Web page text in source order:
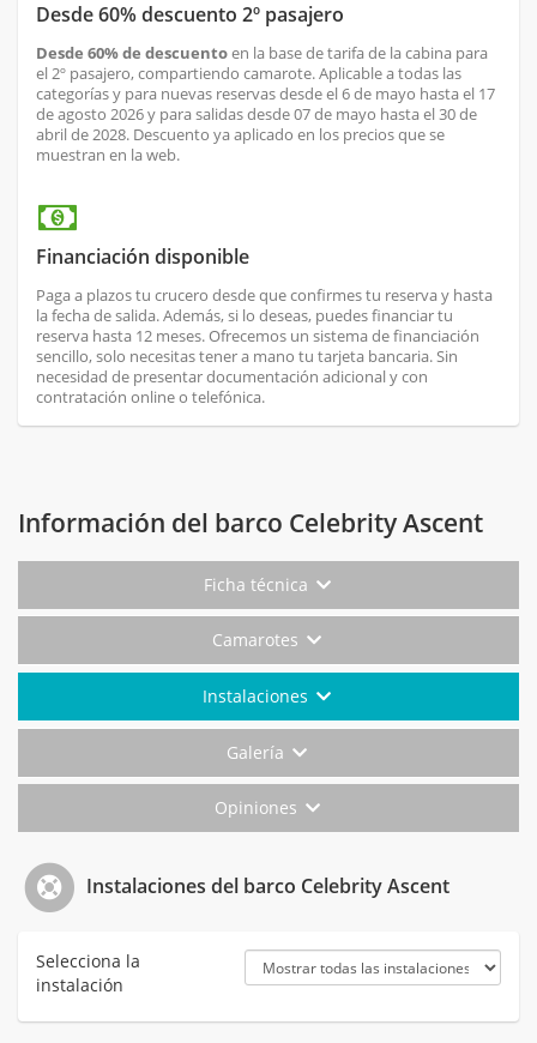
Desde 60% descuento 2º pasajero
Desde 60% de descuentoen la base de tarifa de la cabina para
el 2º pasajero, compartiendo camarote. Aplicable a todas las
categorías y para nuevas reservas desde el 6 de mayo hasta el 17
de agosto 2026 y para salidas desde 07 de mayo hasta el 30 de
abril de 2028. Descuento ya aplicado en los precios que se
muestran en la web.
Financiación disponible
Paga a plazos tu crucero desde que confirmes tu reserva y hasta
la fecha de salida. Además, si lo deseas, puedes financiar tu
reserva hasta 12 meses. Ofrecemos un sistema de financiación
sencillo, solo necesitas tener a mano tu tarjeta bancaria. Sin
necesidad de presentar documentación adicional y con
contratación online o telefónica.
Información del barco Celebrity Ascent
Ficha técnica
Camarotes
Instalaciones
Galería
Opiniones
Instalaciones del barco Celebrity Ascent
Selecciona la
instalación